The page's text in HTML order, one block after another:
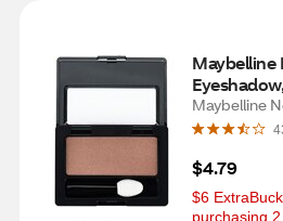
Maybelline
Maybelline
$4.79
$6
purchasing